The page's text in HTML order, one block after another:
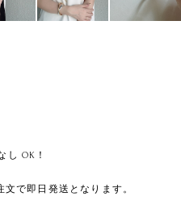
し OK！
で即日発送となります。